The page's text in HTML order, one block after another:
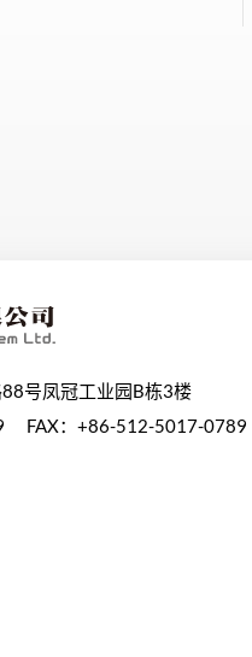
号凤冠工业园B栋3楼
FAX：+86-512-5017-0789